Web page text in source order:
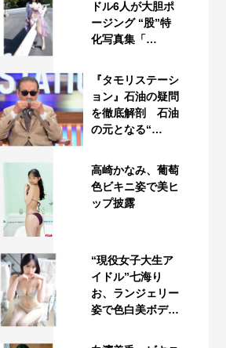
ドル6人が大胆ポ
ージング “股”特
化写真集「…
『タモリステーシ
ョン』石油の疑問
を徹底解剖 石油
の元となる“…
高崎かなみ、葡萄
色ビキニ姿で美ヒ
ップ披露
“現役女子大生ア
イドル”七海り
お、ランジェリー
姿で色白美ボデ…